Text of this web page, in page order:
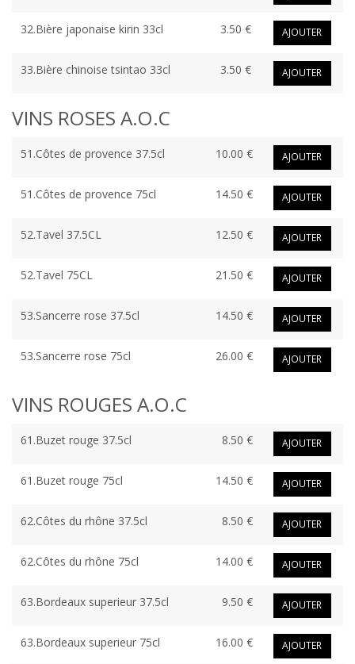
32.Bière japonaise kirin 33cl 3.50 € AJOUTER
33.Bière chinoise tsintao 33cl 3.50 € AJOUTER
VINS ROSES A.O.C
51.Côtes de provence 37.5cl 10.00 € AJOUTER
51.Côtes de provence 75cl 14.50 € AJOUTER
52.Tavel 37.5CL 12.50 € AJOUTER
52.Tavel 75CL 21.50 € AJOUTER
53.Sancerre rose 37.5cl 14.50 € AJOUTER
53.Sancerre rose 75cl 26.00 € AJOUTER
VINS ROUGES A.O.C
61.Buzet rouge 37.5cl 8.50 € AJOUTER
61.Buzet rouge 75cl 14.50 € AJOUTER
62.Côtes du rhône 37.5cl 8.50 € AJOUTER
62.Côtes du rhône 75cl 14.00 € AJOUTER
63.Bordeaux superieur 37.5cl 9.50 € AJOUTER
63.Bordeaux superieur 75cl 16.00 € AJOUTER